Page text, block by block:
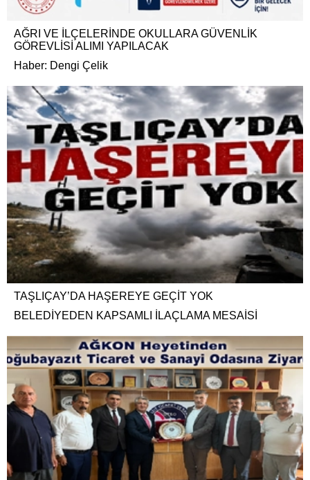
AĞRI VE İLÇELERİNDE OKULLARA GÜVENLİK
GÖREVLİSİ ALIMI YAPILACAK
Haber: Dengi Çelik
TAŞLIÇAY’DA HAŞEREYE GEÇİT YOK
BELEDİYEDEN KAPSAMLI İLAÇLAMA MESAİSİ